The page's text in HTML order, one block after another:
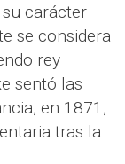
su carácter
se considera
rey
sentó las
en 1871,
tras la